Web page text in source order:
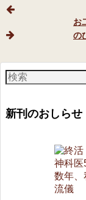
お
の
新刊のおしらせ